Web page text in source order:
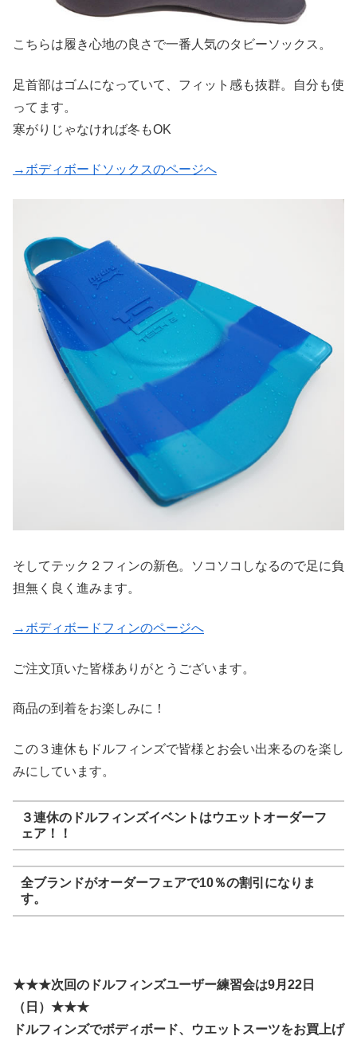
こちらは履き心地の良さで一番人気のタビーソックス。
足首部はゴムになっていて、フィット感も抜群。自分も使
ってます。
寒がりじゃなければ冬もOK
→ボディボードソックスのページへ
そしてテック２フィンの新色。ソコソコしなるので足に負
担無く良く進みます。
→ボディボードフィンのページへ
ご注文頂いた皆様ありがとうございます。
商品の到着をお楽しみに！
この３連休もドルフィンズで皆様とお会い出来るのを楽し
みにしています。
３連休のドルフィンズイベントはウエットオーダーフ
ェア！！
全ブランドがオーダーフェアで10％の割引になりま
す。
★★★次回のドルフィンズユーザー練習会は9月22日
（日）★★★
ドルフィンズでボディボード、ウエットスーツをお買上げ